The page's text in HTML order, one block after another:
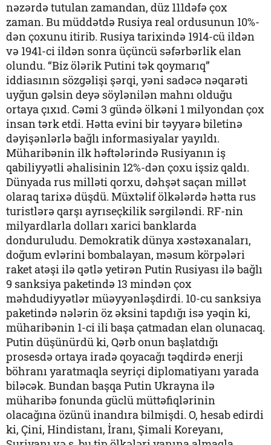
nəzərdə tutulan zamandan, düz 111dəfə çox
zaman. Bu müddətdə Rusiya real ordusunun 10%-
dən çoxunu itirib. Rusiya tarixində 1914-cü ildən
və 1941-ci ildən sonra üçüncü səfərbərlik elan
olundu. “Biz ölərik Putini tək qoymarıq”
iddiasının sözgəlişi şərqi, yəni sadəcə nəqarəti
uyğun gəlsin deyə söylənilən mahnı olduğu
ortaya çıxıd. Cəmi 3 gündə ölkəni 1 milyondan çox
insan tərk etdi. Hətta evini bir təyyarə biletinə
dəyişənlərlə bağlı informasiyalar yayıldı.
Müharibənin ilk həftələrində Rusiyanın iş
qabiliyyətli əhalisinin 12%-dən çoxu işsiz qaldı.
Dünyada rus milləti qorxu, dəhşət saçan millət
olaraq tarixə düşdü. Müxtəlif ölkələrdə hətta rus
turistlərə qarşı ayrıseçkilik sərgiləndi. RF-nin
milyardlarla dolları xarici banklarda
donduruludu. Demokratik dünya xəstəxanaları,
doğum evlərini bombalayan, məsum körpələri
raket atəşi ilə qətlə yetirən Putin Rusiyası ilə bağlı
9 sanksiya paketində 13 mindən çox
məhdudiyyətlər müəyyənləşdirdi. 10-cu sanksiya
paketində nələrin öz əksini tapdığı isə yəqin ki,
müharibənin 1-ci ili başa çatmadan elan olunacaq.
Putin düşünürdü ki, Qərb onun başlatdığı
prosesdə ortaya iradə qoyacağı təqdirdə enerji
böhranı yaratmaqla seyriçi diplomatiyanı yarada
biləcək. Bundan başqa Putin Ukrayna ilə
müharibə fonunda güclü müttəfiqlərinin
olacağına özünü inandıra bilmişdi. O, hesab edirdi
ki, Çini, Hindistanı, İranı, Şimali Koreyanı,